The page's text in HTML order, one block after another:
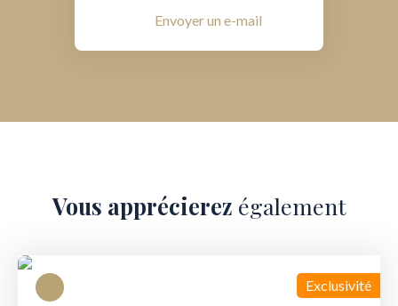
Envoyer un e-mail
Vous apprécierez également
Exclusivité